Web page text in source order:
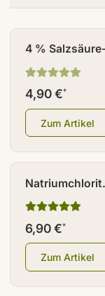
4 %
Lösung 50ml
Braunglas
4,90 €*
Zum Artikel
Natriumchlorit
Lösung (25%) -
50ml Braunglas
6,90 €*
Zum Artikel